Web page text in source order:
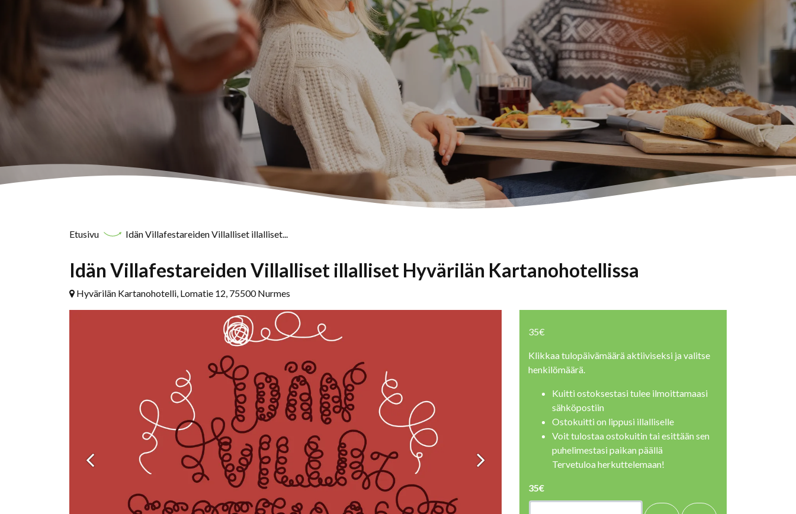
Etusivu Idän Villafestareiden Villalliset illalliset...
Idän Villafestareiden Villalliset illalliset Hyvärilän Kartanohotellissa
Hyvärilän Kartanohotelli, Lomatie 12, 75500 Nurmes
35€
Klikkaa tulopäivämäärä aktiiviseksi ja valitse
henkilömäärä.
Kuitti ostoksestasi tulee ilmoittamaasi
sähköpostiin
Ostokuitti on lippusi illalliselle
Voit tulostaa ostokuitin tai esittään sen
puhelimestasi paikan päällä
Tervetuloa herkuttelemaan!
35€